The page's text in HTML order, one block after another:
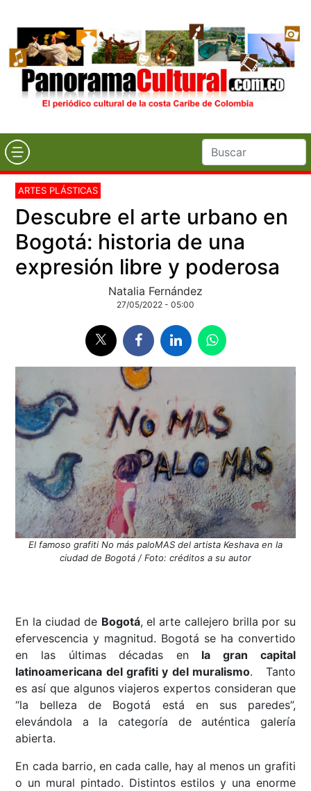
ARTES PLÁSTICAS
Descubre el arte urbano en
Bogotá: historia de una
expresión libre y poderosa
Natalia Fernández
27/05/2022 - 05:00
El famoso grafiti No más paloMAS del artista Keshava en la
ciudad de Bogotá / Foto: créditos a su autor
En la ciudad de Bogotá, el arte callejero brilla por su
efervescencia y magnitud. Bogotá se ha convertido
en las últimas décadas en la gran capital
latinoamericana del grafiti y del muralismo. Tanto
es así que algunos viajeros expertos consideran que
“la belleza de Bogotá está en sus paredes”,
elevándola a la categoría de auténtica galería
abierta.
En cada barrio, en cada calle, hay al menos un grafiti
o un mural pintado. Distintos estilos y una enorme